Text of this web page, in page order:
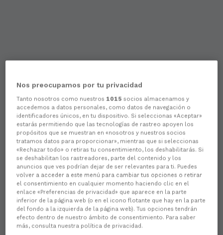
Nos preocupamos por tu privacidad
Tanto nosotros como nuestros 1015 socios almacenamos y
accedemos a datos personales, como datos de navegación o
identificadores únicos, en tu dispositivo. Si seleccionas «Aceptar»
estarás permitiendo que las tecnologías de rastreo apoyen los
propósitos que se muestran en «nosotros y nuestros socios
tratamos datos para proporcionar», mientras que si seleccionas
«Rechazar todo» o retiras tu consentimiento, los deshabilitarás. Si
se deshabilitan los rastreadores, parte del contenido y los
anuncios que ves podrían dejar de ser relevantes para ti. Puedes
volver a acceder a este menú para cambiar tus opciones o retirar
el consentimiento en cualquier momento haciendo clic en el
enlace «Preferencias de privacidad» que aparece en la parte
inferior de la página web (o en el icono flotante que hay en la parte
del fondo a la izquierda de la página web). Tus opciones tendrán
efecto dentro de nuestro ámbito de consentimiento. Para saber
más, consulta nuestra política de privacidad.